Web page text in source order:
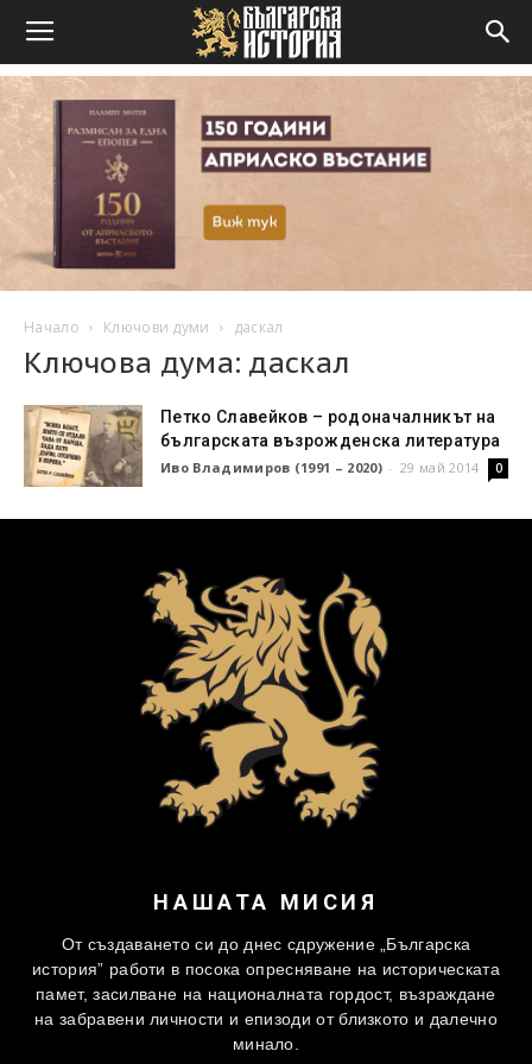
Начало Ключови думи даскал
Ключова дума: даскал
Петко Славейков – родоначалникът на
българската възрожденска литература
Иво Владимиров (1991 – 2020) - 29 май 2014 0
НАШАТА МИСИЯ
От създаването си до днес сдружение „Българска
история” работи в посока опресняване на историческата
памет, засилване на националната гордост, възраждане
на забравени личности и епизоди от близкото и далечно
минало.